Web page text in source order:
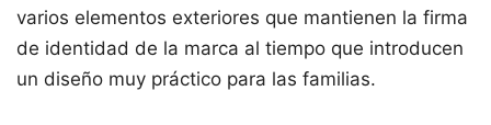
varios elementos exteriores que mantienen la firma
de identidad de la marca al tiempo que introducen
un diseño muy práctico para las familias.